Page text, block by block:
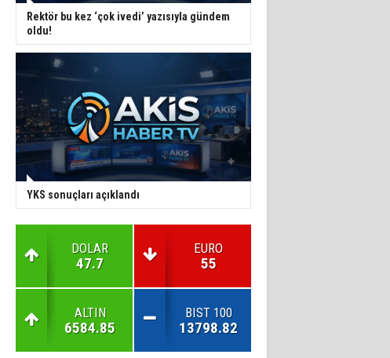
Rektör bu kez ‘çok ivedi’ yazısıyla gündem
oldu!
YKS sonuçları açıklandı
DOLAR
47.7
EURO
55
ALTIN
6584.85
BIST 100
13798.82